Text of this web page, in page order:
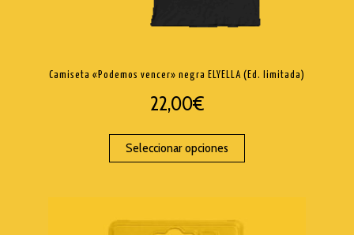
Camiseta «Podemos vencer» negra ELYELLA (Ed. limitada)
22,00€
Seleccionar opciones